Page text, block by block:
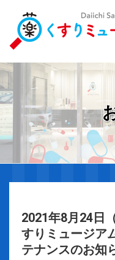
2021年8月24日
すりミュージア
テナンスのお知